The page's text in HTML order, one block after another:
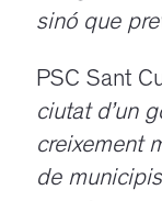
sinó que
PSC Sant
ciutat d’un
creixement
de